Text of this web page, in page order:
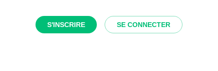
S'INSCRIRE SE CONNECTER